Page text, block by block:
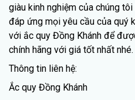
giàu kinh nghiệm của chúng
đáp ứng mọi yêu cầu của quý
với ắc quy Đồng Khánh để
chính hãng với giá tốt nhất nhé.
Thông tin liên hệ:
Ắc quy Đồng Khánh